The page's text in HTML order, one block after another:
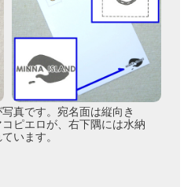
真です。宛名面は縦向き
ピエロが、右下隅には水納
います。